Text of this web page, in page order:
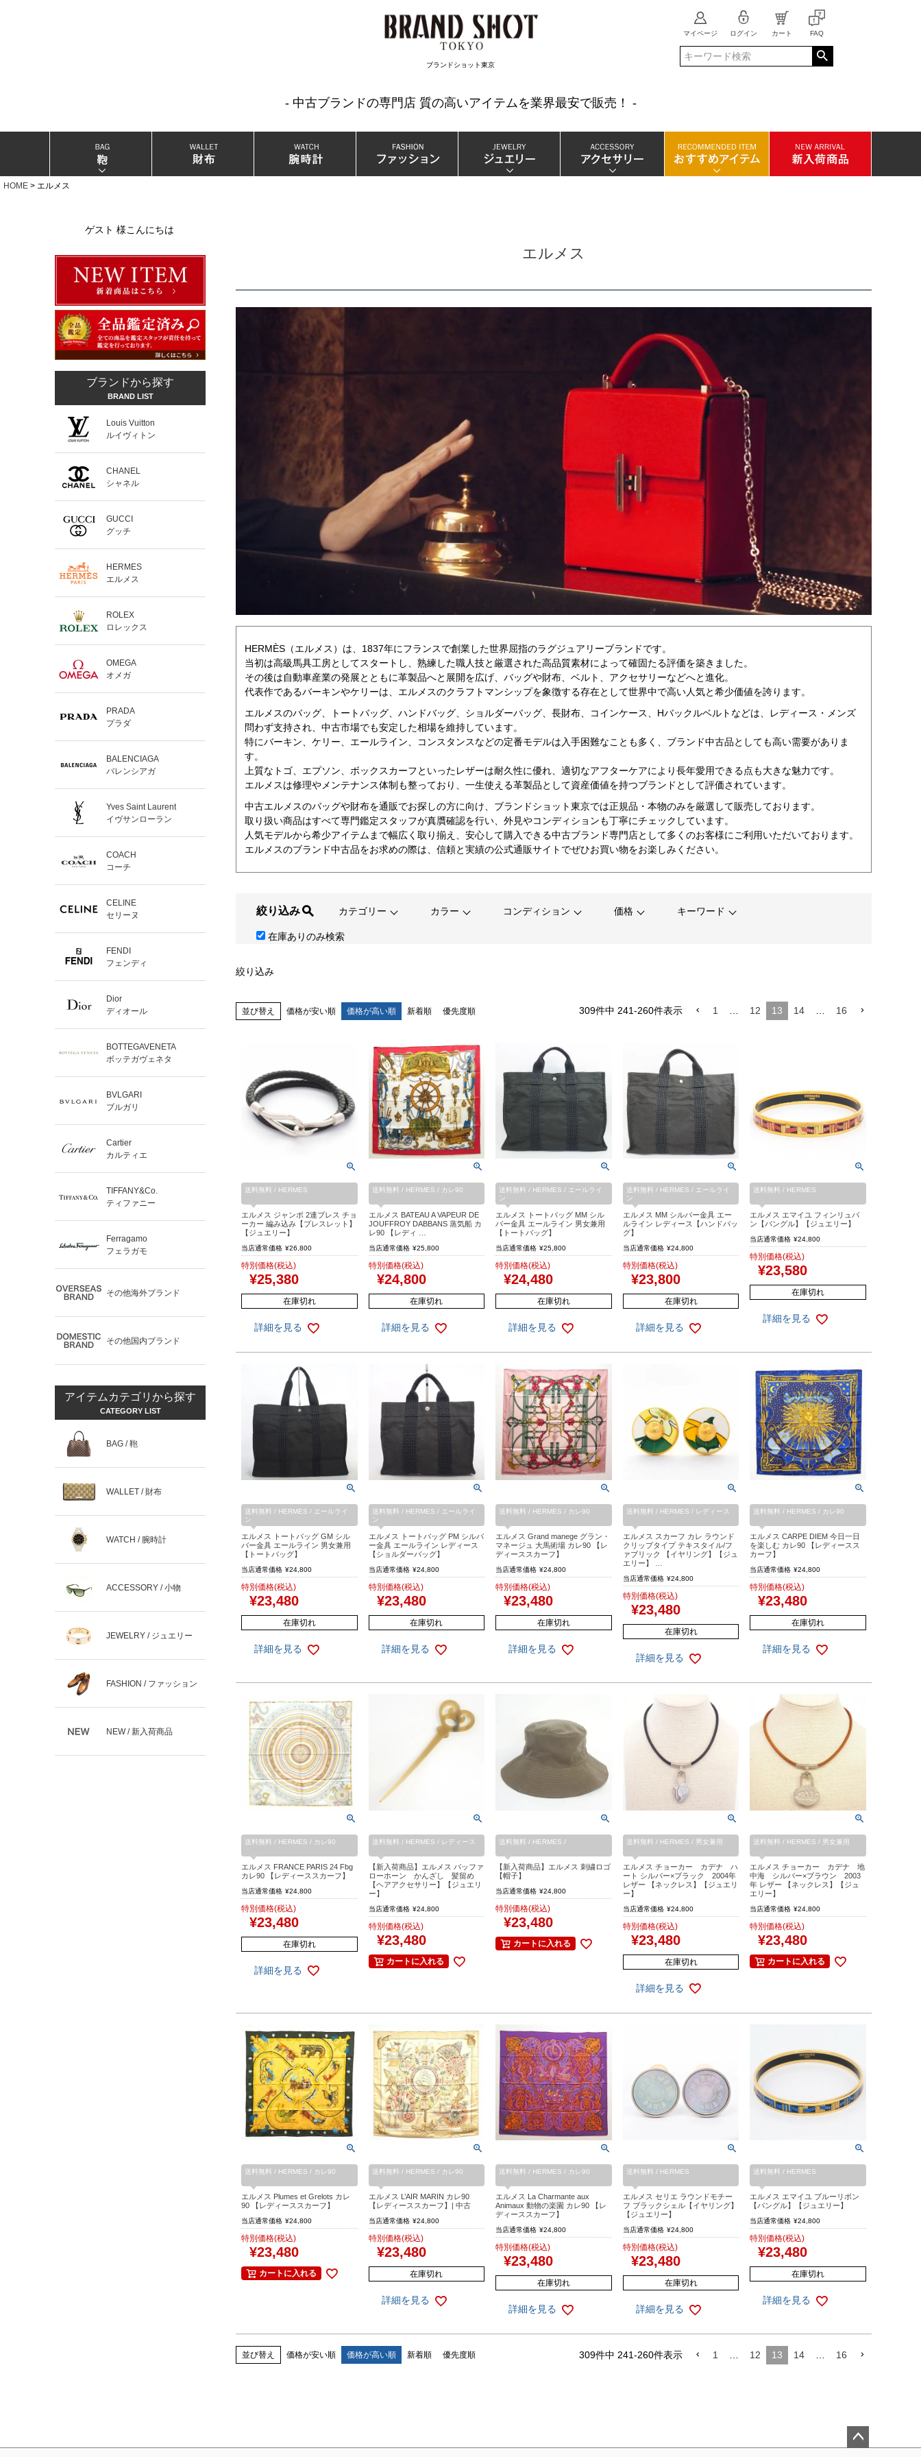
ブランドショット東京
- 中古ブランドの専門店 質の高いアイテムを業界最安で販売！ -
マイページ ログイン カート FAQ
当店厳選ブランドバック
当店厳選ブランドジュエリー
HOME エルメス
ゲスト 様こんにちは
ブランドから探す
BRAND LIST
Louis Vuitton
ルイヴィトン
CHANEL
シャネル
GUCCI
グッチ
HERMES
エルメス
ROLEX
ロレックス
OMEGA
オメガ
PRADA
プラダ
BALENCIAGA
バレンシアガ
Yves Saint Laurent
イヴサンローラン
COACH
コーチ
CELINE
セリーヌ
FENDI
フェンディ
Dior
ディオール
BOTTEGAVENETA
ボッテガヴェネタ
BVLGARI
ブルガリ
Cartier
カルティエ
TIFFANY&Co.
ティファニー
Ferragamo
フェラガモ
その他海外ブランド
その他国内ブランド
アイテムカテゴリから探す
CATEGORY LIST
BAG / 鞄
WALLET / 財布
WATCH / 腕時計
ACCESSORY / 小物
JEWELRY / ジュエリー
FASHION / ファッション
NEW / 新入荷商品
エルメス
HERMÈS（エルメス）は、1837年にフランスで創業した世界屈指のラグジュアリーブランドです。
当初は高級馬具工房としてスタートし、熟練した職人技と厳選された高品質素材によって確固たる評価を築きました。
その後は自動車産業の発展とともに革製品へと展開を広げ、バッグや財布、ベルト、アクセサリーなどへと進化。
代表作であるバーキンやケリーは、エルメスのクラフトマンシップを象徴する存在として世界中で高い人気と希少価値を誇ります。
エルメスのバッグ、トートバッグ、ハンドバッグ、ショルダーバッグ、長財布、コインケース、Hバックルベルトなどは、レディース・メンズ
問わず支持され、中古市場でも安定した相場を維持しています。
特にバーキン、ケリー、エールライン、コンスタンスなどの定番モデルは入手困難なことも多く、ブランド中古品としても高い需要がありま
す。
上質なトゴ、エプソン、ボックスカーフといったレザーは耐久性に優れ、適切なアフターケアにより長年愛用できる点も大きな魅力です。
エルメスは修理やメンテナンス体制も整っており、一生使える革製品として資産価値を持つブランドとして評価されています。
中古エルメスのバッグや財布を通販でお探しの方に向け、ブランドショット東京では正規品・本物のみを厳選して販売しております。
取り扱い商品はすべて専門鑑定スタッフが真贋確認を行い、外見やコンディションも丁寧にチェックしています。
人気モデルから希少アイテムまで幅広く取り揃え、安心して購入できる中古ブランド専門店として多くのお客様にご利用いただいております。
エルメスのブランド中古品をお求めの際は、信頼と実績の公式通販サイトでぜひお買い物をお楽しみください。
絞り込み カテゴリー カラー コンディション 価格 キーワード
在庫ありのみ検索
絞り込み
並び替え 価格が安い順 価格が高い順 新着順 優先度順 309件中 241-260件表示 1 … 12 13 14 … 16
送料無料 / HERMES
エルメス ジャンボ 2連ブレス チョ
ーカー 編み込み【ブレスレット】
【ジュエリー】
当店通常価格 ¥26,800
特別価格(税込)
¥25,380
在庫切れ
詳細を見る
送料無料 / HERMES / カレ90
エルメス BATEAU A VAPEUR DE
JOUFFROY DABBANS 蒸気船 カ
レ90 【レディ …
当店通常価格 ¥25,800
特別価格(税込)
¥24,800
在庫切れ
詳細を見る
送料無料 / HERMES / エールライ
ン
エルメス トートバッグ MM シル
バー金具 エールライン 男女兼用
【トートバッグ】
当店通常価格 ¥25,800
特別価格(税込)
¥24,480
在庫切れ
詳細を見る
送料無料 / HERMES / エールライ
ン
エルメス MM シルバー金具 エー
ルライン レディース【ハンドバッ
グ】
当店通常価格 ¥24,800
特別価格(税込)
¥23,800
在庫切れ
詳細を見る
送料無料 / HERMES
エルメス エマイユ フィンリュバ
ン【バングル】【ジュエリー】
当店通常価格 ¥24,800
特別価格(税込)
¥23,580
在庫切れ
詳細を見る
送料無料 / HERMES / エールライ
ン
エルメス トートバッグ GM シル
バー金具 エールライン 男女兼用
【トートバッグ】
当店通常価格 ¥24,800
特別価格(税込)
¥23,480
在庫切れ
詳細を見る
送料無料 / HERMES / エールライ
ン
エルメス トートバッグ PM シルバ
ー金具 エールライン レディース
【ショルダーバッグ】
当店通常価格 ¥24,800
特別価格(税込)
¥23,480
在庫切れ
詳細を見る
送料無料 / HERMES / カレ90
エルメス Grand manege グラン・
マネージュ 大馬術場 カレ90 【レ
ディーススカーフ】
当店通常価格 ¥24,800
特別価格(税込)
¥23,480
在庫切れ
詳細を見る
送料無料 / HERMES / レディース
エルメス スカーフ カレ ラウンド
クリップタイプ テキスタイル/フ
ァブリック 【イヤリング】【ジュ
エリー】 …
当店通常価格 ¥24,800
特別価格(税込)
¥23,480
在庫切れ
詳細を見る
送料無料 / HERMES / カレ90
エルメス CARPE DIEM 今日一日
を楽しむ カレ90 【レディースス
カーフ】
当店通常価格 ¥24,800
特別価格(税込)
¥23,480
在庫切れ
詳細を見る
送料無料 / HERMES / カレ90
エルメス FRANCE PARIS 24 Fbg
カレ90 【レディーススカーフ】
当店通常価格 ¥24,800
特別価格(税込)
¥23,480
在庫切れ
詳細を見る
送料無料 / HERMES / レディース
【新入荷商品】エルメス バッファ
ローホーン かんざし 髪留め
【ヘアアクセサリー】【ジュエリ
ー】
当店通常価格 ¥24,800
特別価格(税込)
¥23,480
カートに入れる
送料無料 / HERMES /
【新入荷商品】エルメス 刺繍ロゴ
【帽子】
当店通常価格 ¥24,800
特別価格(税込)
¥23,480
カートに入れる
送料無料 / HERMES / 男女兼用
エルメス チョーカー カデナ ハ
ート シルバー×ブラック 2004年
レザー 【ネックレス】【ジュエリ
ー】
当店通常価格 ¥24,800
特別価格(税込)
¥23,480
在庫切れ
詳細を見る
送料無料 / HERMES / 男女兼用
エルメス チョーカー カデナ 地
中海 シルバー×ブラウン 2003
年 レザー 【ネックレス】【ジュ
エリー】
当店通常価格 ¥24,800
特別価格(税込)
¥23,480
カートに入れる
送料無料 / HERMES / カレ90
エルメス Plumes et Grelots カレ
90 【レディーススカーフ】
当店通常価格 ¥24,800
特別価格(税込)
¥23,480
カートに入れる
送料無料 / HERMES / カレ90
エルメス L’AIR MARIN カレ90
【レディーススカーフ】| 中古
当店通常価格 ¥24,800
特別価格(税込)
¥23,480
在庫切れ
詳細を見る
送料無料 / HERMES / カレ90
エルメス La Charmante aux
Animaux 動物の楽園 カレ90 【レ
ディーススカーフ】
当店通常価格 ¥24,800
特別価格(税込)
¥23,480
在庫切れ
詳細を見る
送料無料 / HERMES
エルメス セリエ ラウンドモチー
フ ブラックシェル【イヤリング】
【ジュエリー】
当店通常価格 ¥24,800
特別価格(税込)
¥23,480
在庫切れ
詳細を見る
送料無料 / HERMES
エルメス エマイユ ブルーリボン
【バングル】【ジュエリー】
当店通常価格 ¥24,800
特別価格(税込)
¥23,480
在庫切れ
詳細を見る
並び替え 価格が安い順 価格が高い順 新着順 優先度順 309件中 241-260件表示 1 12 13 14 16